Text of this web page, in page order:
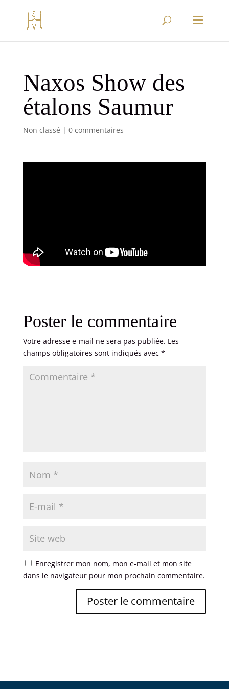
Naxos Show des
étalons Saumur
Non classé | 0 commentaires
Poster le commentaire
Votre adresse e-mail ne sera pas publiée. Les
champs obligatoires sont indiqués avec *
Enregistrer mon nom, mon e-mail et mon site
dans le navigateur pour mon prochain commentaire.